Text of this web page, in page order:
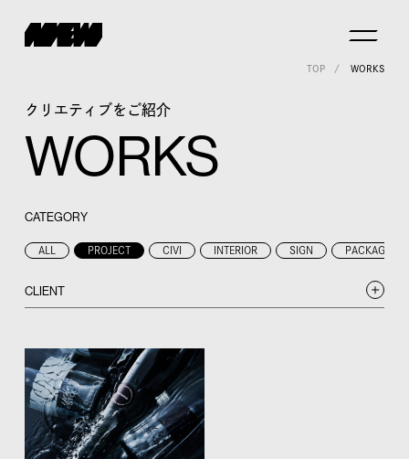
TOP WORKS
クリエティブをご紹介
WORKS
CATEGORY
ALL PROJECT CIVI INTERIOR SIGN PACKAGE
CLIENT